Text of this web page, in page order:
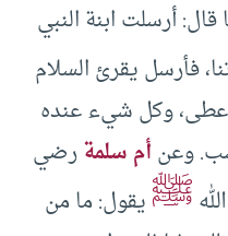
أرسلت ابنة النبي
فأرسل يقرئ السلام
أعطى، وكل شيء عنده
وعنأم سلمةرضي
ﷺيقول: ما من